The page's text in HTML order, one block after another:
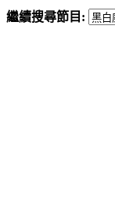
繼續搜尋節目: